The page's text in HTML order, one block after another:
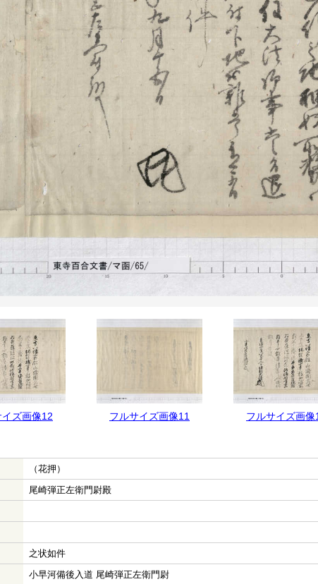
イズ画像12 フルサイズ画像11 フルサイズ画像
（花押）
尾崎弾正左衛門尉殿
之状如件
小早河備後入道 尾崎弾正左衛門尉